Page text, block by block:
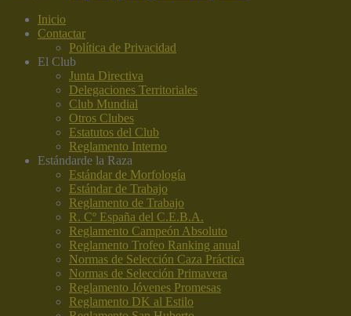
Inicio
Contactar
Política de Privacidad
El Club
Junta Directiva
Delegaciones Territoriales
Club Mundial
Otros Clubes
Estatutos del Club
Reglamento Interno
Estándarde la Raza
Estándar de Morfología
Estándar de Trabajo
Reglamento de Trabajo
R. Cº España del C.E.B.A.
Reglamento Campeón Absoluto
Reglamento Trofeo Ranking anual
Normas de Selección Caza Práctica
Normas de Selección Primavera
Reglamento Jóvenes Promesas
Reglamento DK al Estilo